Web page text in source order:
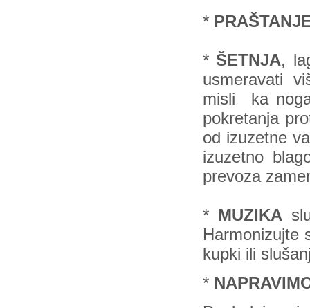
*
* ŠETNJA,
usmeravati
misli ka
pokretanja
od izuzetne
izuzetno
prevoza
* MUZIKA
Harmonizujte
kupki ili
*